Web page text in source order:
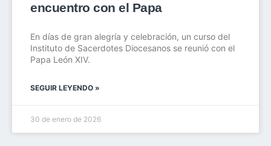
encuentro con el Papa
En días de gran alegría y celebración, un curso del
Instituto de Sacerdotes Diocesanos se reunió con el
Papa León XIV.
SEGUIR LEYENDO »
30 de enero de 2026